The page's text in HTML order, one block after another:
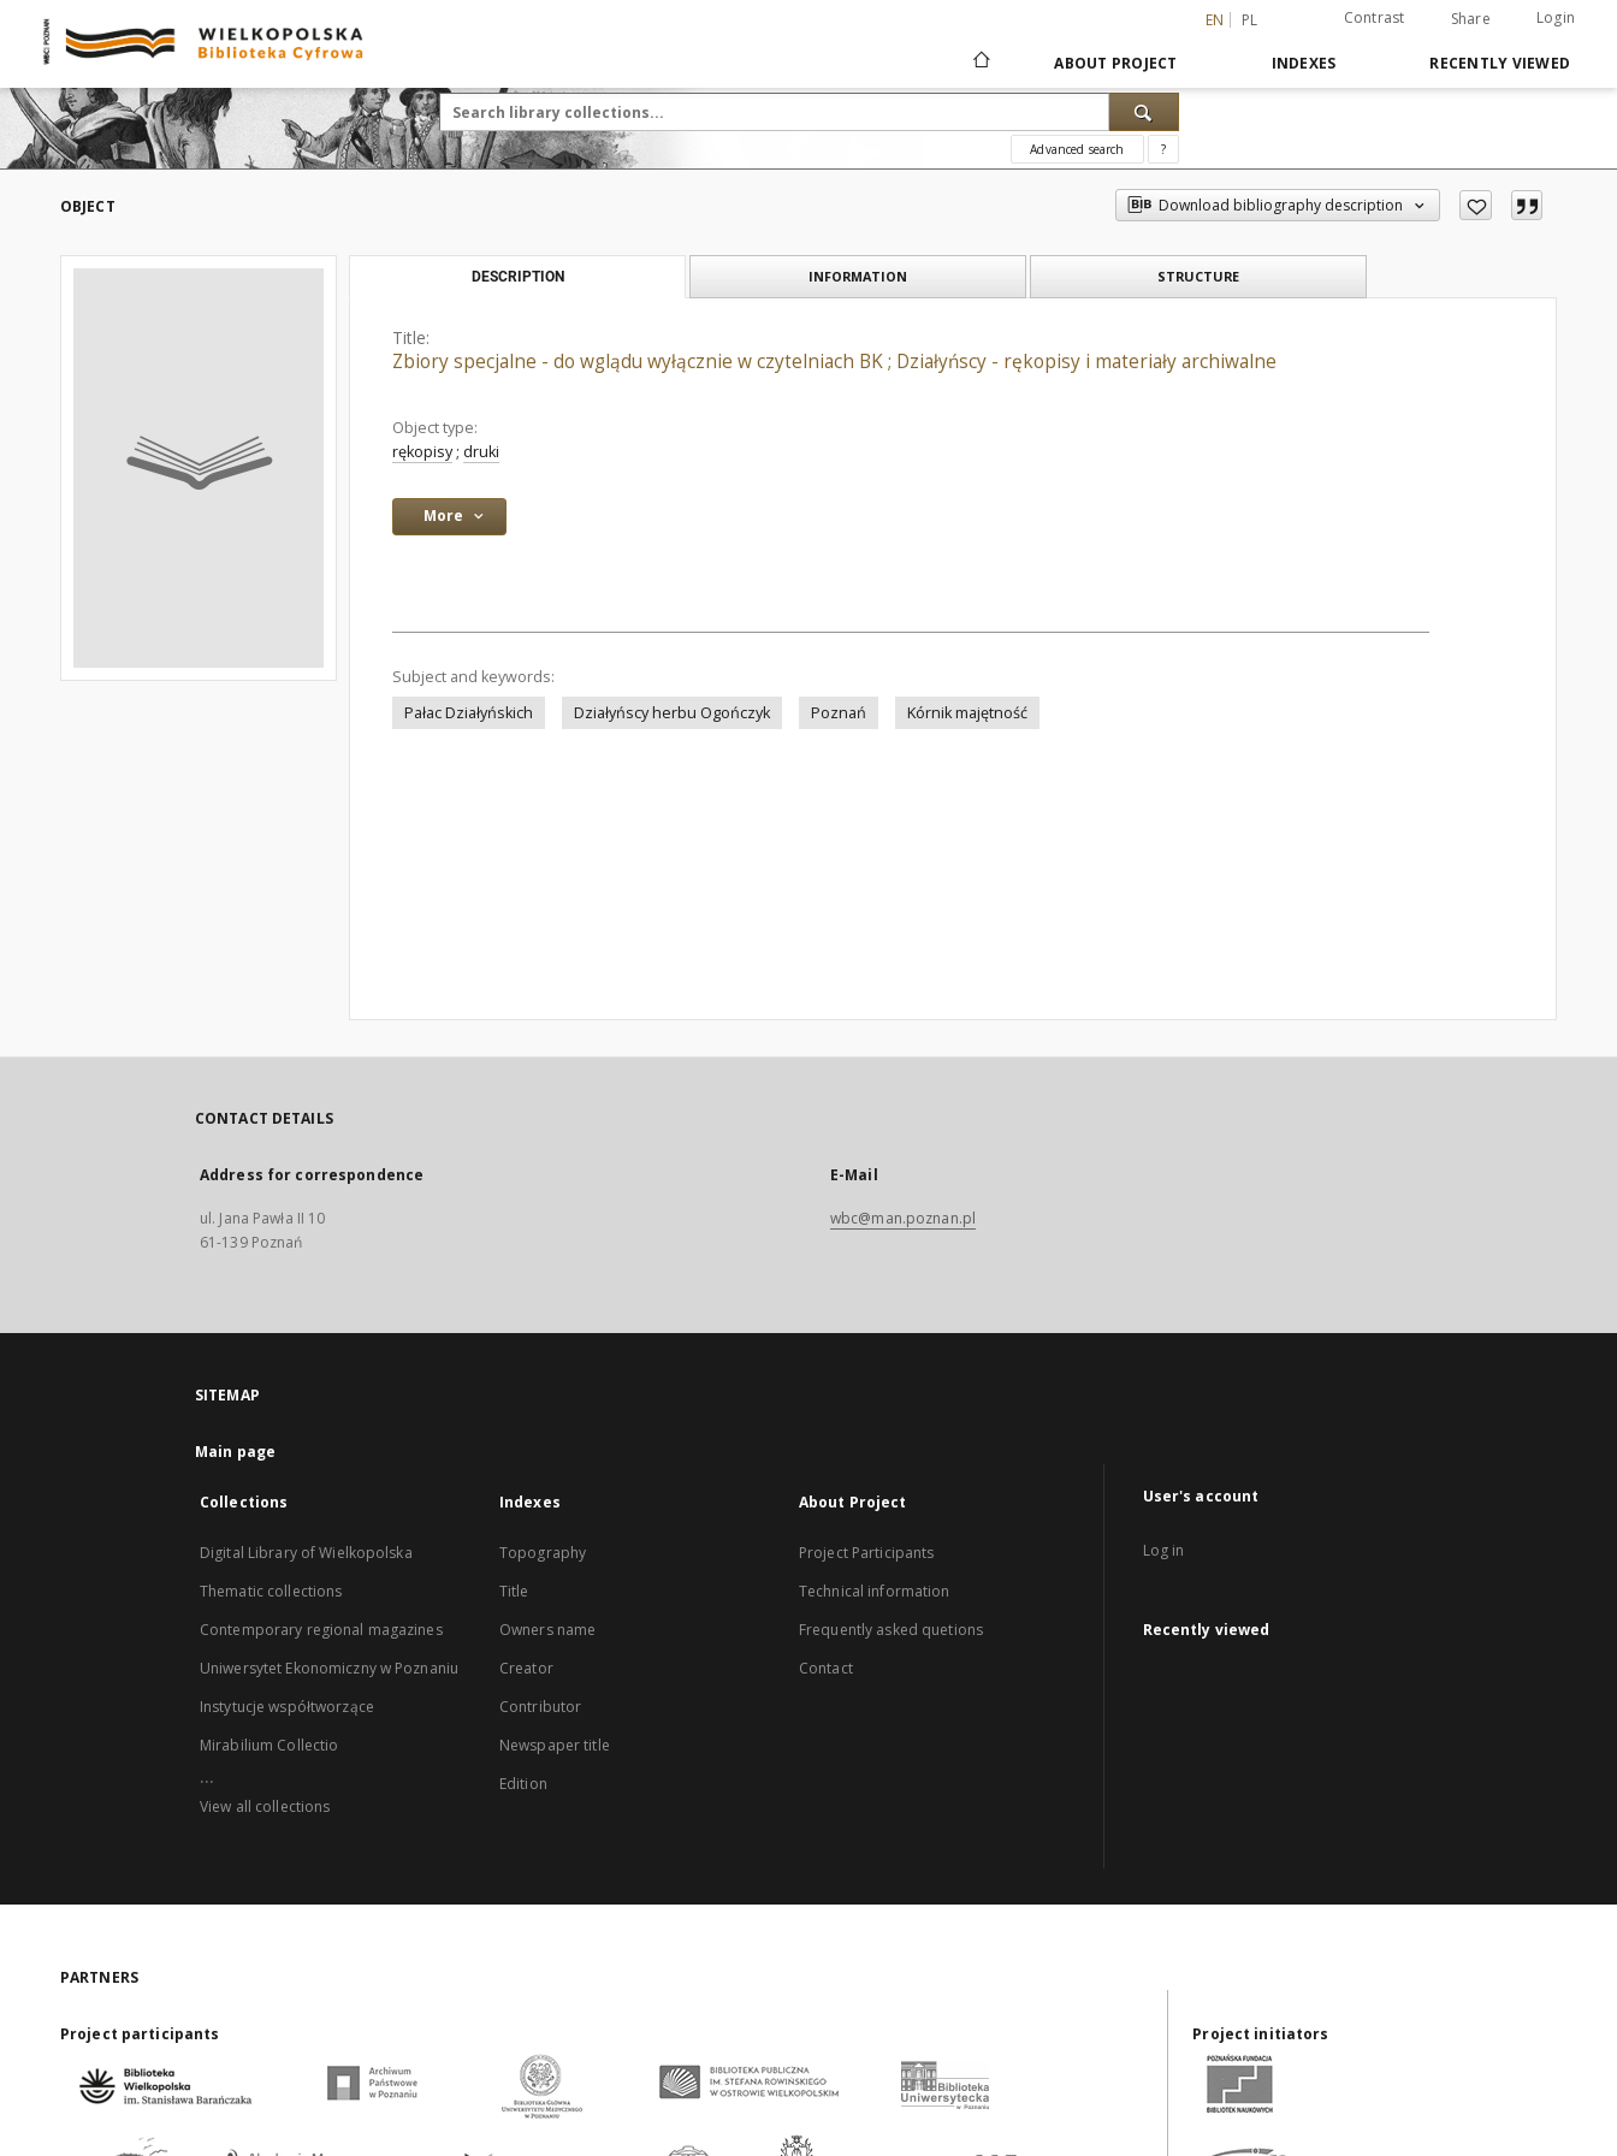
EN PL Contrast Share Login
ABOUT PROJECT INDEXES RECENTLY VIEWED
Advanced search ?
OBJECT Download bibliography description
DESCRIPTION INFORMATION STRUCTURE
Title:
Zbiory specjalne - do wglądu wyłącznie w czytelniach BK ; Działyńscy - rękopisy i materiały archiwalne
Object type:
rękopisy ; druki
More
Subject and keywords:
Pałac Działyńskich
Działyńscy herbu Ogończyk Poznań Kórnik majętność
CONTACT DETAILS
Address for correspondence
ul. Jana Pawła II 10
61-139 Poznań
E-Mail
wbc@man.poznan.pl
SITEMAP
Main page
Collections
Digital Library of Wielkopolska
Thematic collections
Contemporary regional magazines
Uniwersytet Ekonomiczny w Poznaniu
Instytucje współtworzące
Mirabilium Collectio
...
View all collections
Indexes
Topography
Title
Owners name
Creator
Contributor
Newspaper title
Edition
About Project
Project Participants
Technical information
Frequently asked quetions
Contact
User's account
Log in
Recently viewed
PARTNERS
Project participants Project initiators